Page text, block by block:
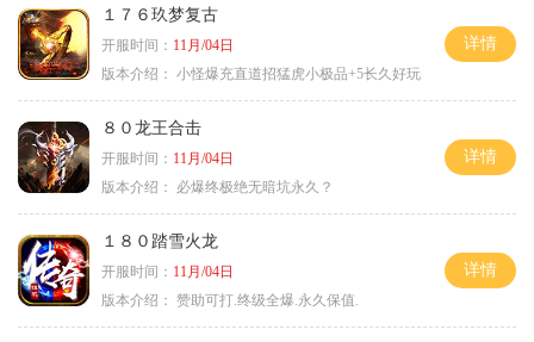
１７６玖梦复古
开服时间： 11月/04日
版本介绍： 小怪爆充直道招猛虎小极品+5长久好玩
详情
８０龙王合击
开服时间： 11月/04日
版本介绍：
必爆终极绝无暗坑永久？
详情
１８０踏雪火龙
开服时间： 11月/04日
版本介绍： 赞助可打.终级全爆.永久保值.
详情